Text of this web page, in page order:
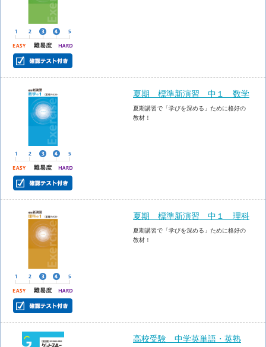
夏期 標準新演習 中１ 数学
夏期講習で「学びを深める」ために格好の
教材！
夏期 標準新演習 中１ 理科
夏期講習で「学びを深める」ために格好の
教材！
高校受験 中学英単語・英熟